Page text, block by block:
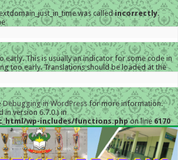
was calledincorrectly.
early. This is usually an indicator for some code in
too early. Translations should be loaded at the
Debugging in WordPressfor more information.
in version 6.7.0.) in
wp-includes/functions.phpon line 6170